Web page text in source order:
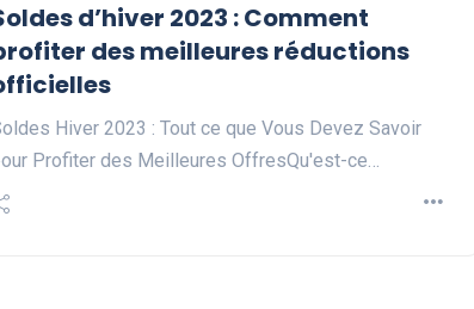
d’hiver 2023 : Comment
des meilleures réductions
Hiver 2023 : Tout ce que Vous Devez Savoir
Profiter des Meilleures OffresQu'est-ce…